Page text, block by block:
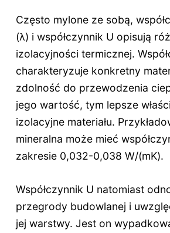
Często mylone ze sobą,
(λ) i współczynnik U opisują
izolacyjności termicznej.
charakteryzuje konkretny
zdolność do przewodzenia
jego wartość, tym lepsze
izolacyjne materiału.
mineralna może mieć
zakresie 0,032-0,038 W/(mK).
Współczynnik U natomiast
przegrody budowlanej i
jej warstwy. Jest on